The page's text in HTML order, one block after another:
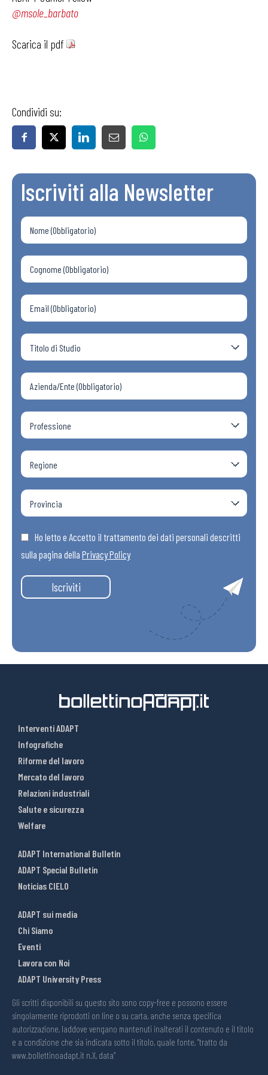
@msole_barbato
Scarica il pdf
Condividi su:
Iscriviti alla Newsletter
Ho letto e Accetto il trattamento dei dati personali descritti
sulla pagina della Privacy Policy
Iscriviti
Interventi ADAPT
Infografiche
Riforme del lavoro
Mercato del lavoro
Relazioni industriali
Salute e sicurezza
Welfare
ADAPT International Bulletin
ADAPT Special Bulletin
Noticias CIELO
ADAPT sui media
Chi Siamo
Eventi
Lavora con Noi
ADAPT University Press
Gli scritti disponibili su questo sito sono copy-free e possono essere
singolarmente riprodotti on line o su carta, anche senza specifica
autorizzazione, laddove vengano mantenuti inalterati il contenuto e il titolo
e a condizione che sia indicata sotto il titolo, quale fonte, “tratto da
www.bollettinoadapt.it n.X, data“